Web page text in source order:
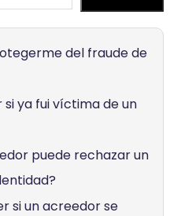
del fraude de
ya fui víctima de un
puede rechazar un
si un acreedor se